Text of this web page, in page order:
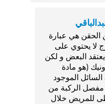
الحقن هي عبارة
لا يحتوي على
يعتقد البعض و لكن
(هو مادة
الموجود
مفصل الركبة من
للمريض خلال